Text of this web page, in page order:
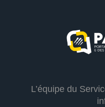
L’équipe du